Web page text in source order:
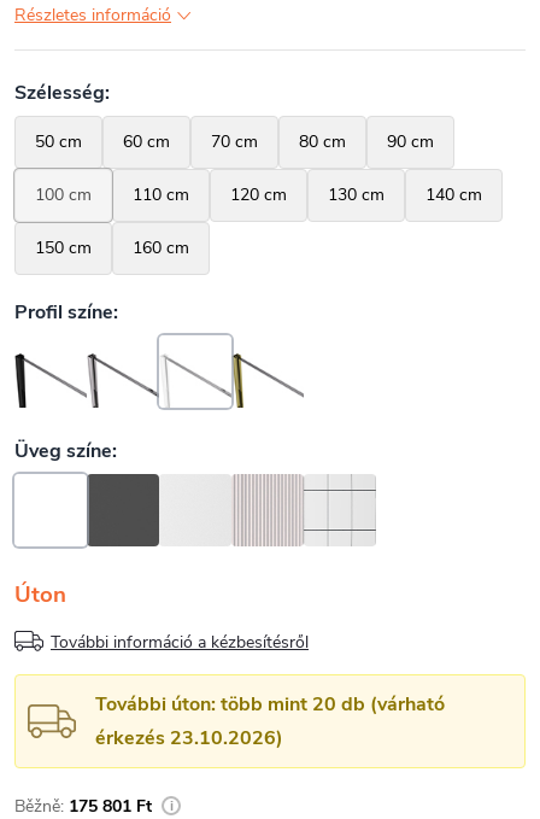
Részletes információ
Úton
További információ a kézbesítésről
További úton: több mint 20 db (várható
érkezés 23.10.2026)
175 801 Ft